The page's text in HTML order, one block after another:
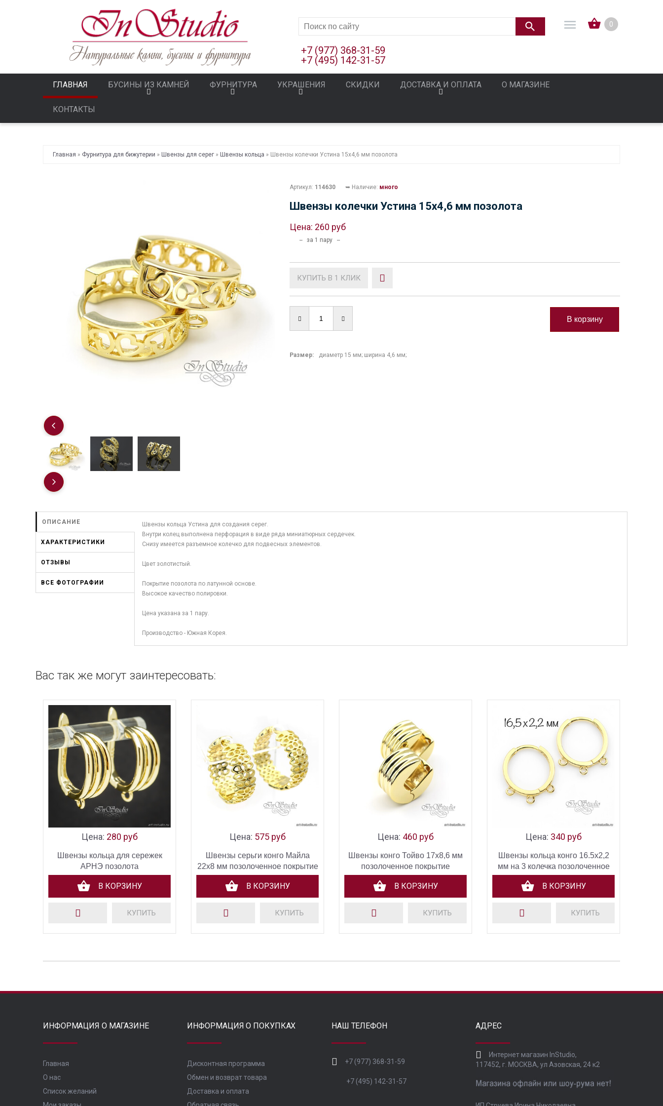
0
+7 (977) 368-31-59
+7 (495) 142-31-57
ГЛАВНАЯ БУСИНЫ ИЗ КАМНЕЙ ФУРНИТУРА УКРАШЕНИЯ СКИДКИ ДОСТАВКА И ОПЛАТА О МАГАЗИНЕ
КОНТАКТЫ
Главная » Фурнитура для бижутерии » Швензы для серег » Швензы кольца » Швензы колечки Устина 15х4,6 мм позолота
Артикул: 114630 ➥ Наличие: много
Швензы колечки Устина 15х4,6 мм позолота
Цена: 260 руб
-- за 1 пару --
КУПИТЬ В 1 КЛИК
Размер: диаметр 15 мм; ширина 4,6 мм;
ОПИСАНИЕ
ХАРАКТЕРИСТИКИ
ОТЗЫВЫ
ВСЕ ФОТОГРАФИИ
Швензы кольца Устина для создания серег.
Внутри колец выполнена перфорация в виде ряда миниатюрных сердечек.
Снизу имеется разъемное колечко для подвесных элементов.
Цвет золотистый.
Покрытие позолота по латунной основе.
Высокое качество полировки.
Цена указана за 1 пару.
Производство - Южная Корея.
Вас так же могут заинтересовать:
Цена: 280 руб
Швензы кольца для сережек
АРНЭ позолота
В КОРЗИНУ
КУПИТЬ
Цена: 575 руб
Швензы серьги конго Майла
22х8 мм позолоченное покрытие
В КОРЗИНУ
КУПИТЬ
Цена: 460 руб
Швензы конго Тойво 17х8,6 мм
позолоченное покрытие
В КОРЗИНУ
КУПИТЬ
Цена: 340 руб
Швензы кольца конго 16.5х2,2
мм на 3 колечка позолоченное
покрытие
В КОРЗИНУ
КУПИТЬ
ИНФОРМАЦИЯ О МАГАЗИНЕ
Главная
О нас
Список желаний
ИНФОРМАЦИЯ О ПОКУПКАХ
Дисконтная программа
Обмен и возврат товара
Доставка и оплата
НАШ ТЕЛЕФОН
+7 (977) 368-31-59
+7 (495) 142-31-57
АДРЕС
Интернет магазин InStudio,
117452, г. МОСКВА, ул Азовская, 24 к2